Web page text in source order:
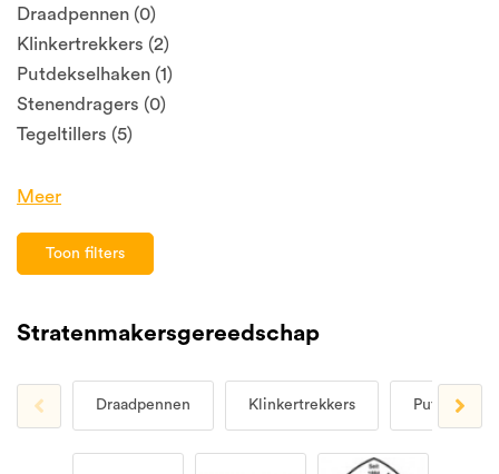
Draadpennen (0)
Klinkertrekkers (2)
Putdekselhaken (1)
Stenendragers (0)
Tegeltillers (5)
Meer
Toon filters
Stratenmakersgereedschap
Draadpennen Klinkertrekkers